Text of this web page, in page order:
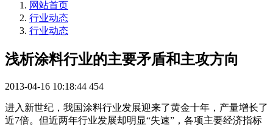
网站首页
行业动态
行业动态
浅析涂料行业的主要矛盾和主攻方向
2013-04-16 10:18:44 454
进入新世纪，我国涂料行业发展迎来了黄金十年，产量增长了
近7倍。但近两年行业发展却明显“失速”，各项主要经济指标